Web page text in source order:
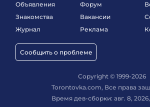
Объявления
Знакомства
Журнал
Сообщить о проблеме
Форум
Вакансии
Реклама
Copyright © 1999-2026
Torontovka.com, Все права
Время дев-сборки: авг. 8, 2026,